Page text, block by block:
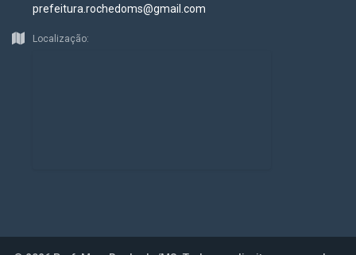
prefeitura.rochedoms@gmail.com
Localização: